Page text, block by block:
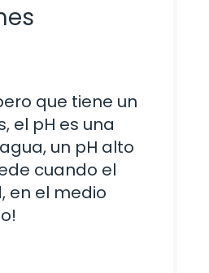
que tiene un
el pH es una
un pH alto
cuando el
en el medio